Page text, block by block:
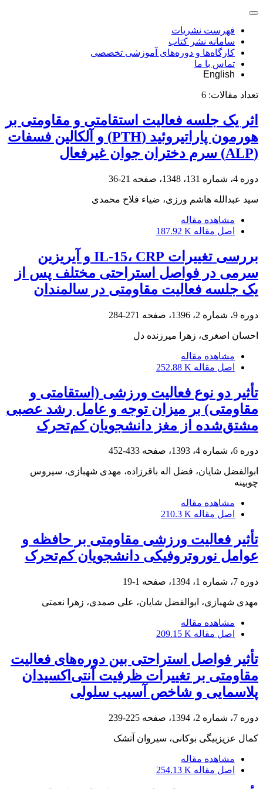
فهرست نشریات
سامانه نشر کتاب
کارگاه‌ها و دوره‌های آموزشی تخصصی
تماس با ما
English
تعداد مقالات: 6
اثر یک جلسه فعالیت استقامتی و مقاومتی بر
هورمون پاراتیروئید (PTH) و آلکالین فسفات
(ALP) سرم دختران جوان غیرفعال
دوره 4، شماره 131، 1348، صفحه 21-36
سید عبدالله هاشم ورزی، ضیاء فلاح محمدی
مشاهده مقاله
اصل مقاله 187.92 K
بررسی تغییرات IL-15، CRP و آیریزین
سرمی در فواصل استراحتی مختلف پس از
یک جلسه فعالیت مقاومتی در سالمندان
دوره 9، شماره 2، 1396، صفحه 271-284
احسان اصغری، زهرا میرزنده دل
مشاهده مقاله
اصل مقاله 252.88 K
تأثیر دو نوع فعالیت ورزشی (استقامتی و
مقاومتی) بر میزان توجه و عامل رشد عصبی
مشتق‌شده از مغز دانشجویان کم‌تحرک
دوره 6، شماره 4، 1393، صفحه 433-452
ابوالفضل شایان، فضل اله باقرزاده، مهدی شهبازی، سیروس
چوبینه
مشاهده مقاله
اصل مقاله 210.3 K
تأثیر فعالیت ورزشی مقاومتی بر حافظه و
عوامل نوروتروفیکی دانشجویان کم‌تحرک
دوره 7، شماره 1، 1394، صفحه 1-19
مهدی شهبازی، ابوالفضل شایان، علی صمدی، زهرا نعمتی
مشاهده مقاله
اصل مقاله 209.15 K
تأثیر فواصل استراحتی بین دوره‌های فعالیت
مقاومتی بر تغییرات ظرفیت آنتی‌اکسیدان
پلاسمایی و شاخص آسیب سلولی
دوره 7، شماره 2، 1394، صفحه 225-239
کمال عزیزبیگی بوکانی، سیروان آتشک
مشاهده مقاله
اصل مقاله 254.13 K